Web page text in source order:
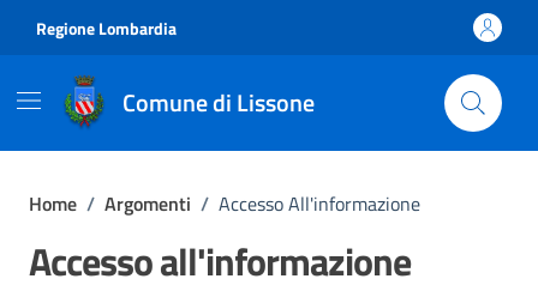
Regione Lombardia
Comune di Lissone
Home / Argomenti / Accesso All'informazione
Accesso all'informazione